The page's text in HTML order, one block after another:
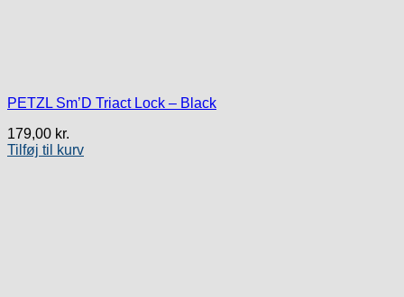
PETZL Sm’D Triact Lock – Black
179,00 kr.
Tilføj til kurv